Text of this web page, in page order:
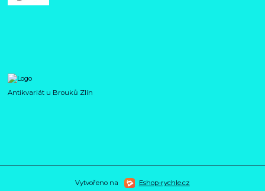
Antikvariát u Brouků Zlín
Vytvořeno na Eshop-rychle.cz